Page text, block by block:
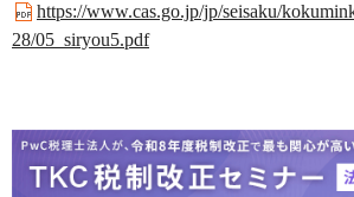
https://www.cas.go.jp/jp/seisaku/
28/05_siryou5.pdf